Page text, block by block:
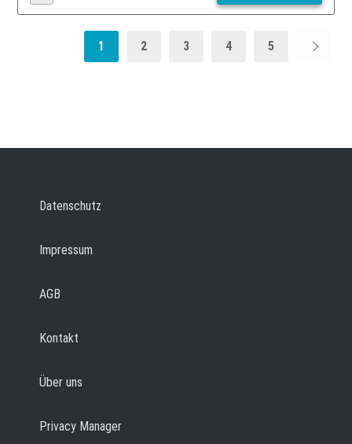
1 2 3 4 5
Datenschutz
Impressum
AGB
Kontakt
Über uns
Privacy Manager